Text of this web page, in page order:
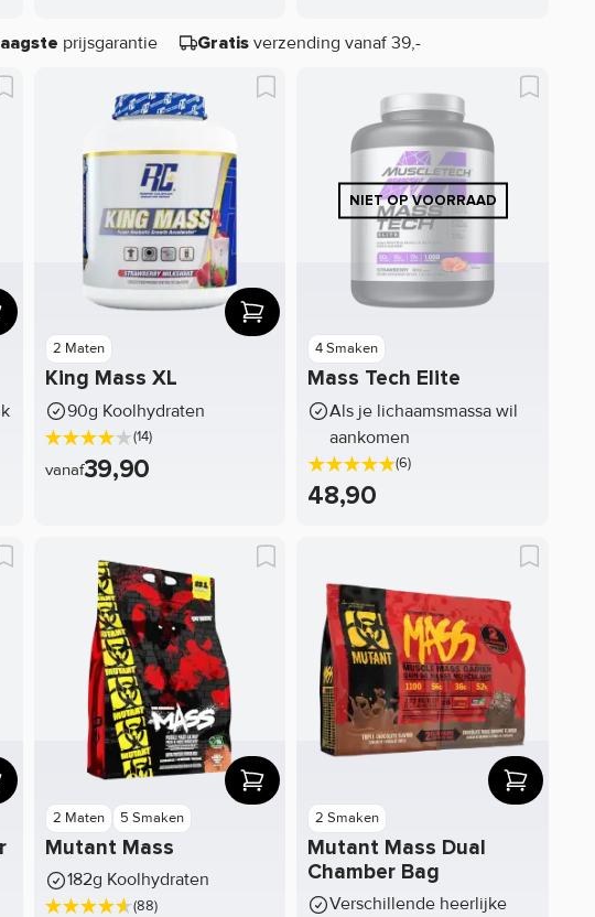
prijsgarantie Gratis verzending vanaf 39,-
2 Maten
King Mass XL
90g Koolhydraten
(14)
vanaf39,90
4 Smaken
Mass Tech Elite
Als je lichaamsmassa wil
aankomen
(6)
48,90
2 Maten 5 Smaken
Mutant Mass
182g Koolhydraten
(88)
2 Smaken
Mutant Mass Dual
Chamber Bag
Verschillende heerlijke